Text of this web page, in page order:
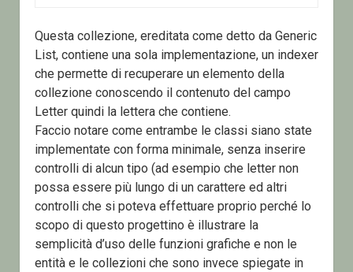
Questa collezione, ereditata come detto da Generic
List, contiene una sola implementazione, un indexer
che permette di recuperare un elemento della
collezione conoscendo il contenuto del campo
Letter quindi la lettera che contiene.
Faccio notare come entrambe le classi siano state
implementate con forma minimale, senza inserire
controlli di alcun tipo (ad esempio che letter non
possa essere più lungo di un carattere ed altri
controlli che si poteva effettuare proprio perché lo
scopo di questo progettino è illustrare la
semplicità d’uso delle funzioni grafiche e non le
entità e le collezioni che sono invece spiegate in